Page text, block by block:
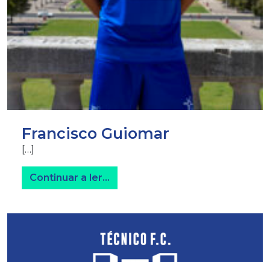
Francisco Guiomar
[…]
Continuar a ler…